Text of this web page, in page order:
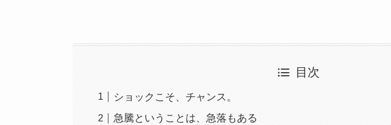
目次
ショックこそ、チャンス。
急騰ということは、急落もある